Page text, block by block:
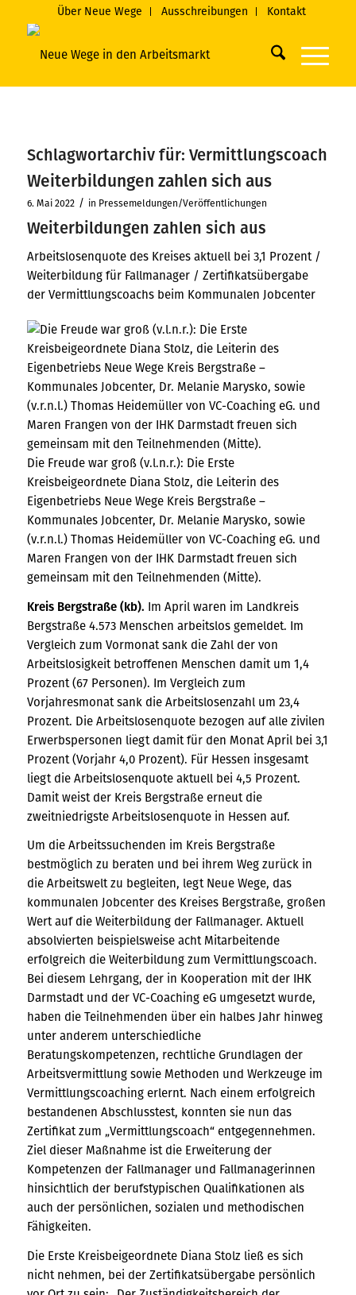
Über Neue Wege Ausschreibungen Kontakt
Schlagwortarchiv für: Vermittlungscoach
Weiterbildungen zahlen sich aus
6. Mai 2022 / in Pressemeldungen/Veröffentlichungen
Weiterbildungen zahlen sich aus
Arbeitslosenquote des Kreises aktuell bei 3,1 Prozent /
Weiterbildung für Fallmanager / Zertifikatsübergabe
der Vermittlungscoachs beim Kommunalen Jobcenter
Die Freude war groß (v.l.n.r.): Die Erste
Kreisbeigeordnete Diana Stolz, die Leiterin des
Eigenbetriebs Neue Wege Kreis Bergstraße –
Kommunales Jobcenter, Dr. Melanie Marysko, sowie
(v.r.n.l.) Thomas Heidemüller von VC-Coaching eG. und
Maren Frangen von der IHK Darmstadt freuen sich
gemeinsam mit den Teilnehmenden (Mitte).
Kreis Bergstraße (kb). Im April waren im Landkreis
Bergstraße 4.573 Menschen arbeitslos gemeldet. Im
Vergleich zum Vormonat sank die Zahl der von
Arbeitslosigkeit betroffenen Menschen damit um 1,4
Prozent (67 Personen). Im Vergleich zum
Vorjahresmonat sank die Arbeitslosenzahl um 23,4
Prozent. Die Arbeitslosenquote bezogen auf alle zivilen
Erwerbspersonen liegt damit für den Monat April bei 3,1
Prozent (Vorjahr 4,0 Prozent). Für Hessen insgesamt
liegt die Arbeitslosenquote aktuell bei 4,5 Prozent.
Damit weist der Kreis Bergstraße erneut die
zweitniedrigste Arbeitslosenquote in Hessen auf.
Um die Arbeitssuchenden im Kreis Bergstraße
bestmöglich zu beraten und bei ihrem Weg zurück in
die Arbeitswelt zu begleiten, legt Neue Wege, das
kommunalen Jobcenter des Kreises Bergstraße, großen
Wert auf die Weiterbildung der Fallmanager. Aktuell
absolvierten beispielsweise acht Mitarbeitende
erfolgreich die Weiterbildung zum Vermittlungscoach.
Bei diesem Lehrgang, der in Kooperation mit der IHK
Darmstadt und der VC-Coaching eG umgesetzt wurde,
haben die Teilnehmenden über ein halbes Jahr hinweg
unter anderem unterschiedliche
Beratungskompetenzen, rechtliche Grundlagen der
Arbeitsvermittlung sowie Methoden und Werkzeuge im
Vermittlungscoaching erlernt. Nach einem erfolgreich
bestandenen Abschlusstest, konnten sie nun das
Zertifikat zum „Vermittlungscoach“ entgegennehmen.
Ziel dieser Maßnahme ist die Erweiterung der
Kompetenzen der Fallmanager und Fallmanagerinnen
hinsichtlich der berufstypischen Qualifikationen als
auch der persönlichen, sozialen und methodischen
Fähigkeiten.
Die Erste Kreisbeigeordnete Diana Stolz ließ es sich
nicht nehmen, bei der Zertifikatsübergabe persönlich